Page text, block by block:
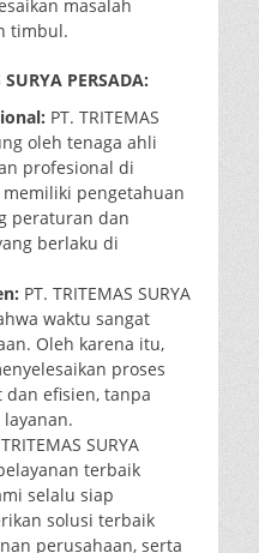
masalah
timbul.
PERSADA:
PT. TRITEMAS
oleh tenaga ahli
profesional di
pengetahuan
peraturan dan
berlaku di
PT. TRITEMAS SURYA
waktu sangat
Oleh karena itu,
proses
efisien, tanpa
SURYA
terbaik
selalu siap
solusi terbaik
perusahaan, serta